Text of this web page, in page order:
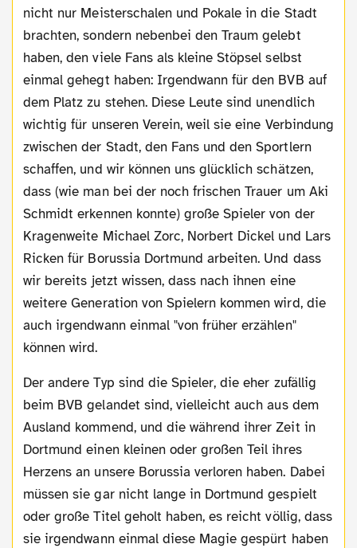
nicht nur Meisterschalen und Pokale in die Stadt
brachten, sondern nebenbei den Traum gelebt
haben, den viele Fans als kleine Stöpsel selbst
einmal gehegt haben: Irgendwann für den BVB auf
dem Platz zu stehen. Diese Leute sind unendlich
wichtig für unseren Verein, weil sie eine Verbindung
zwischen der Stadt, den Fans und den Sportlern
schaffen, und wir können uns glücklich schätzen,
dass (wie man bei der noch frischen Trauer um Aki
Schmidt erkennen konnte) große Spieler von der
Kragenweite Michael Zorc, Norbert Dickel und Lars
Ricken für Borussia Dortmund arbeiten. Und dass
wir bereits jetzt wissen, dass nach ihnen eine
weitere Generation von Spielern kommen wird, die
auch irgendwann einmal "von früher erzählen"
können wird.
Der andere Typ sind die Spieler, die eher zufällig
beim BVB gelandet sind, vielleicht auch aus dem
Ausland kommend, und die während ihrer Zeit in
Dortmund einen kleinen oder großen Teil ihres
Herzens an unsere Borussia verloren haben. Dabei
müssen sie gar nicht lange in Dortmund gespielt
oder große Titel geholt haben, es reicht völlig, dass
sie irgendwann einmal diese Magie gespürt haben